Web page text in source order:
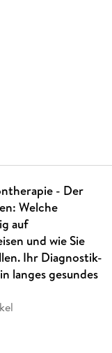
- Der
Welche
auf
und wie Sie
Ihr Diagnostik-
langes gesundes